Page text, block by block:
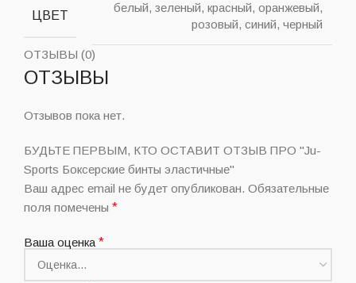
ЦВЕТ
белый, зеленый, красный, оранжевый,
розовый, синий, черный
ОТЗЫВЫ (0)
ОТЗЫВЫ
Отзывов пока нет.
БУДЬТЕ ПЕРВЫМ, КТО ОСТАВИТ ОТЗЫВ ПРО "Ju-
Sports Боксерские бинты эластичные"
Ваш адрес email не будет опубликован. Обязательные
поля помечены *
Ваша оценка *